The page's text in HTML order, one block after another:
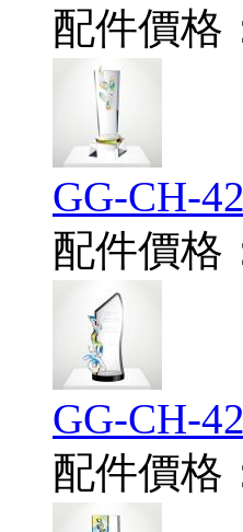
配件價格
GG-CH-
配件價格
GG-CH-
配件價格